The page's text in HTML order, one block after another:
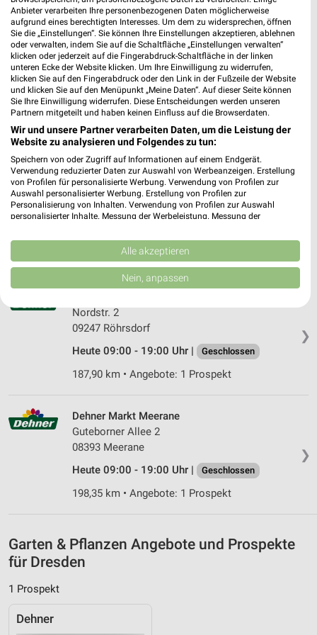
156,75 km
Haus- und Gartenservice Marienberg
Gerbergasse 144
09496 Marienberg
Heute 08:00 - 18:00 Uhr | Geschlossen
207,42 km
Gärtnerei Gärtner Drebach
Venusberger Straße 7
09430 Drebach
❯
Nordstr. 2
09247 Röhrsdorf
Heute 09:00 - 19:00 Uhr |
Geschlossen
187,90 km • Angebote: 1 Prospekt
❯
Dehner Markt Meerane
Guteborner Allee 2
08393 Meerane
Heute 09:00 - 19:00 Uhr |
Geschlossen
198,35 km • Angebote: 1 Prospekt
Garten & Pflanzen Angebote und Prospekte
für Dresden
1 Prospekt
Dehner
Anbieter verarbeiten Ihre personenbezogenen Daten möglicherweise
aufgrund eines berechtigten Interesses. Um dem zu widersprechen, öffnen
Sie die „Einstellungen“. Sie können Ihre Einstellungen akzeptieren, ablehnen
oder verwalten, indem Sie auf die Schaltfläche „Einstellungen verwalten“
klicken oder jederzeit auf die Fingerabdruck-Schaltfläche in der linken
unteren Ecke der Website klicken. Um Ihre Einwilligung zu widerrufen,
klicken Sie auf den Fingerabdruck oder den Link in der Fußzeile der Website
und klicken Sie auf den Menüpunkt „Meine Daten“. Auf dieser Seite können
Sie Ihre Einwilligung widerrufen. Diese Entscheidungen werden unseren
Partnern mitgeteilt und haben keinen Einfluss auf die Browserdaten.
Wir und unsere Partner verarbeiten Daten, um die Leistung der
Website zu analysieren und Folgendes zu tun:
Speichern von oder Zugriff auf Informationen auf einem Endgerät.
Verwendung reduzierter Daten zur Auswahl von Werbeanzeigen. Erstellung
von Profilen für personalisierte Werbung. Verwendung von Profilen zur
Auswahl personalisierter Werbung. Erstellung von Profilen zur
Personalisierung von Inhalten. Verwendung von Profilen zur Auswahl
personalisierter Inhalte. Messung der Werbeleistung. Messung der
Kombinationen von Daten aus verschiedenen Quellen. Entwicklung und
Verbesserung der Angebote. Verwendung reduzierter Daten zur Auswahl
von Inhalten.
Daten können außerhalb der Europäischen Union weitergegeben und in die
USA gesendet werden.
Website/App.
Partnerliste anzeigen (1 IAB-Anbieter)
Wir nutzen Ihre Daten für folgende Zwecke:
Verwendung reduzierter Daten zur Auswahl von
Erstellung von Profilen für personalisierte
Erstellung von Profilen zur Personalisierung
von Inhalten
Verwendung von Profilen zur Auswahl
Alle akzeptieren
Nein, anpassen